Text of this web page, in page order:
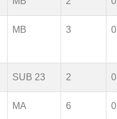
MB 3
SUB 23 2
MA 6